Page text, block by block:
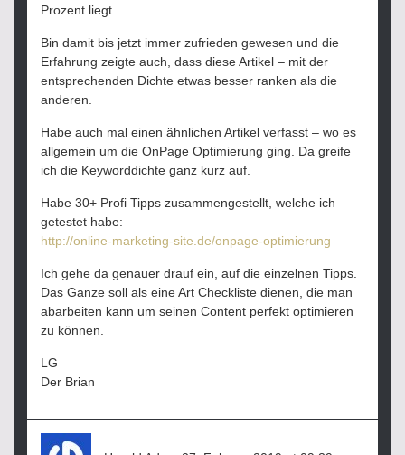
Prozent liegt.
Bin damit bis jetzt immer zufrieden gewesen und die
Erfahrung zeigte auch, dass diese Artikel – mit der
entsprechenden Dichte etwas besser ranken als die
anderen.
Habe auch mal einen ähnlichen Artikel verfasst – wo es
allgemein um die OnPage Optimierung ging. Da greife
ich die Keyworddichte ganz kurz auf.
Habe 30+ Profi Tipps zusammengestellt, welche ich
getestet habe:
http://online-marketing-site.de/onpage-optimierung
Ich gehe da genauer drauf ein, auf die einzelnen Tipps.
Das Ganze soll als eine Art Checkliste dienen, die man
abarbeiten kann um seinen Content perfekt optimieren
zu können.
LG
Der Brian